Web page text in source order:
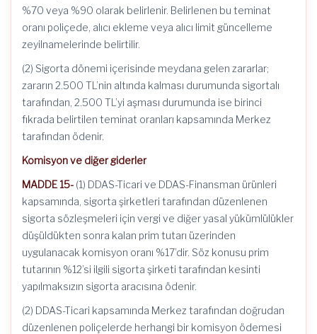
%70 veya %90 olarak belirlenir. Belirlenen bu teminat
oranı poliçede, alıcı ekleme veya alıcı limit güncelleme
zeyilnamelerinde belirtilir.
(2) Sigorta dönemi içerisinde meydana gelen zararlar;
zararın 2.500 TL’nin altında kalması durumunda sigortalı
tarafından, 2.500 TL’yi aşması durumunda ise birinci
fıkrada belirtilen teminat oranları kapsamında Merkez
tarafından ödenir.
Komisyon ve diğer giderler
MADDE 15- (1) DDAS-Ticari ve DDAS-Finansman ürünleri
kapsamında, sigorta şirketleri tarafından düzenlenen
sigorta sözleşmeleri için vergi ve diğer yasal yükümlülükler
düşüldükten sonra kalan prim tutarı üzerinden
uygulanacak komisyon oranı %17’dir. Söz konusu prim
tutarının %12’si ilgili sigorta şirketi tarafından kesinti
yapılmaksızın sigorta aracısına ödenir.
(2) DDAS-Ticari kapsamında Merkez tarafından doğrudan
düzenlenen poliçelerde herhangi bir komisyon ödemesi